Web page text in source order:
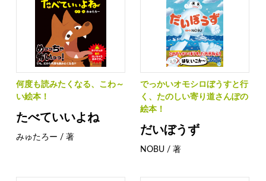
何度も読みたくなる、こわ～
い絵本！
たべていいよね
みゅたろー / 著
でっかいオモシロぼうすと行
く、たのしい寄り道さんぽの
絵本！
だいぼうず
NOBU / 著